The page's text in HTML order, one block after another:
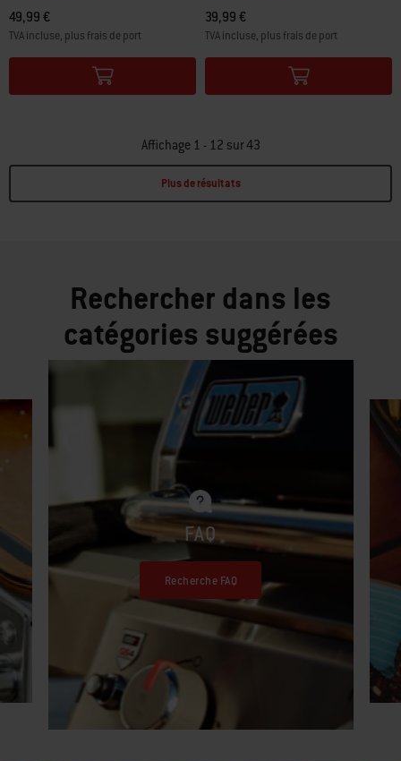
49,99 €
TVA incluse, plus frais de port
Color Options
39,99 €
TVA incluse, plus frais de port
Color Options
Affichage 1 - 12 sur 43
Plus de résultats
Rechercher dans les
catégories suggérées
FAQ
Recherche FAQ